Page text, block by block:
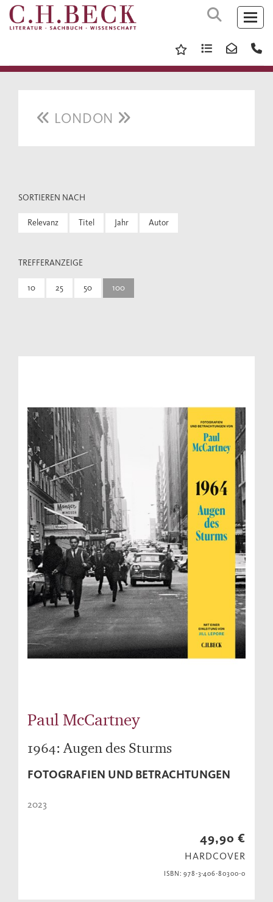
LONDON
SORTIEREN NACH
Relevanz Titel Jahr Autor
TREFFERANZEIGE
10 25 50 100
Paul McCartney
1964: Augen des Sturms
FOTOGRAFIEN UND BETRACHTUNGEN
2023
49,90 €
HARDCOVER
ISBN: 978-3-406-80300-0